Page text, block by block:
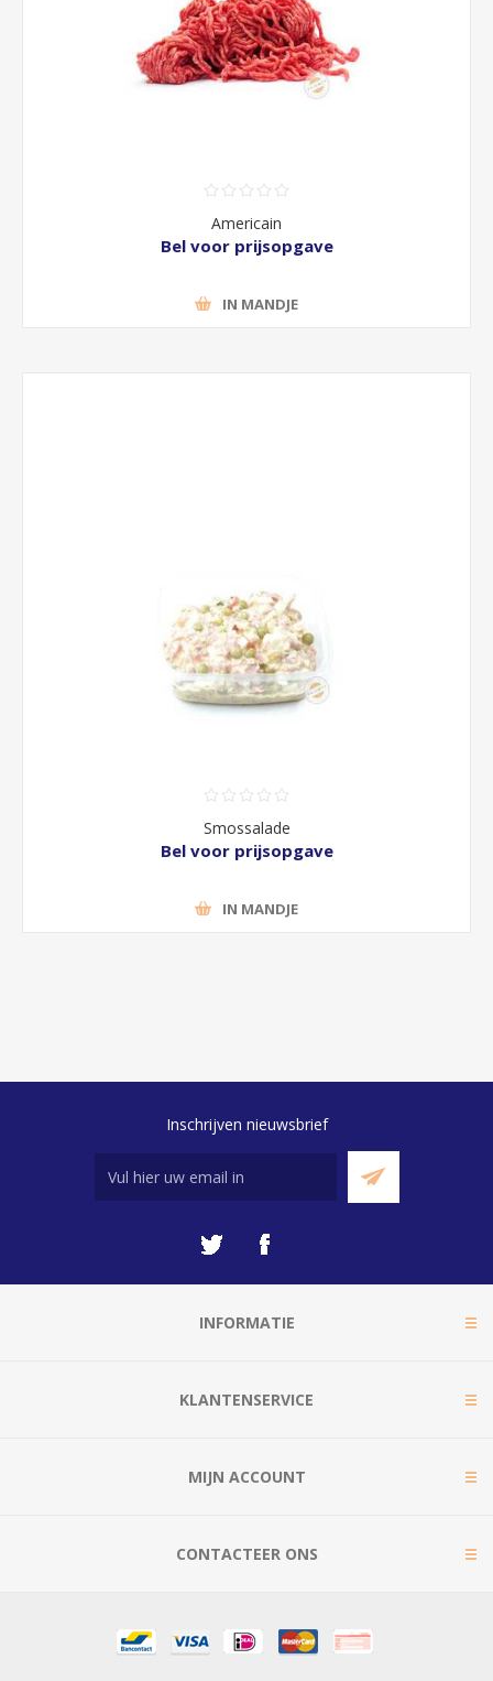
Americain
Bel voor prijsopgave
IN MANDJE
Smossalade
Bel voor prijsopgave
IN MANDJE
Inschrijven nieuwsbrief
INFORMATIE
KLANTENSERVICE
MIJN ACCOUNT
CONTACTEER ONS